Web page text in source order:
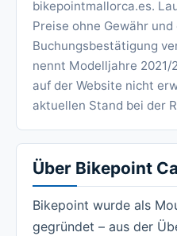
bikepointmallorca.es.
Preise ohne Gewähr
Buchungsbestätigung
nennt Modelljahre 2021/
auf der Website nicht
aktuellen Stand bei der
Über Bikepoint
Bikepoint wurde als
gegründet – aus der